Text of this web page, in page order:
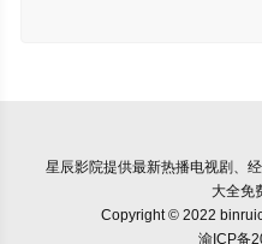
星辰影院提供最新热播电视剧、
大全免
Copyright © 2022
渝ICP备